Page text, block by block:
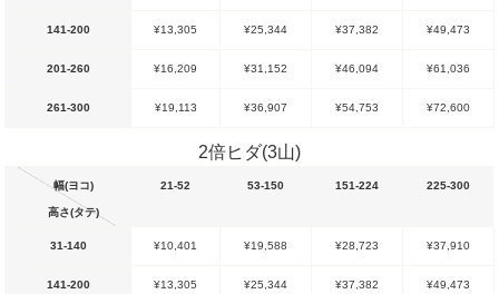
141-200 ¥13,305 ¥25,344 ¥37,382 ¥49,473
201-260 ¥16,209 ¥31,152 ¥46,094 ¥61,036
261-300 ¥19,113 ¥36,907 ¥54,753 ¥72,600
2倍ヒダ(3山)
幅(ヨコ)
高さ(タテ)
21-52 53-150 151-224 225-300
31-140 ¥10,401 ¥19,588 ¥28,723 ¥37,910
141-200 ¥13,305 ¥25,344 ¥37,382 ¥49,473